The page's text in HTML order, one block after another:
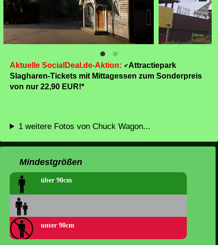
Aktuelle SocialDeal.de-Aktion:
Attractiepark
Slagharen-Tickets mit Mittagessen zum Sonderpreis
von nur 22,90 EUR!*
1 weitere Fotos von Chuck Wagon...
Mindestgrößen
über 90cm
unter 90cm